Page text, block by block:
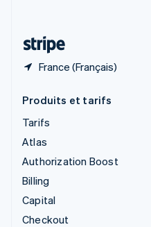
France (Français)
Produits et tarifs
Tarifs
Atlas
Authorization Boost
Billing
Capital
Checkout